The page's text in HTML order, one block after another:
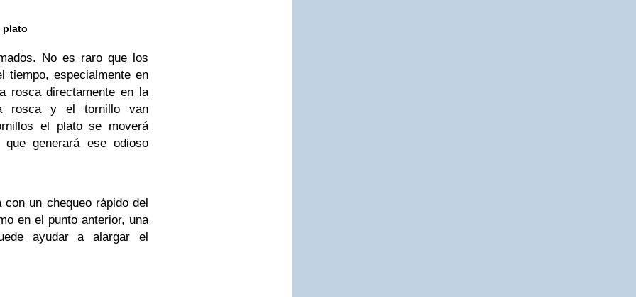
plato
No es raro que los
tiempo, especialmente en
rosca directamente en la
rosca y el tornillo van
el plato se moverá
generará ese odioso
un chequeo rápido del
en el punto anterior, una
ayudar a alargar el